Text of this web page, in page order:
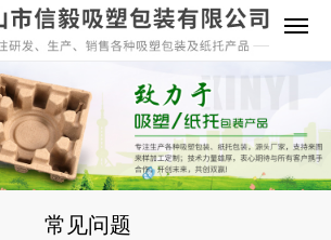
常见问题